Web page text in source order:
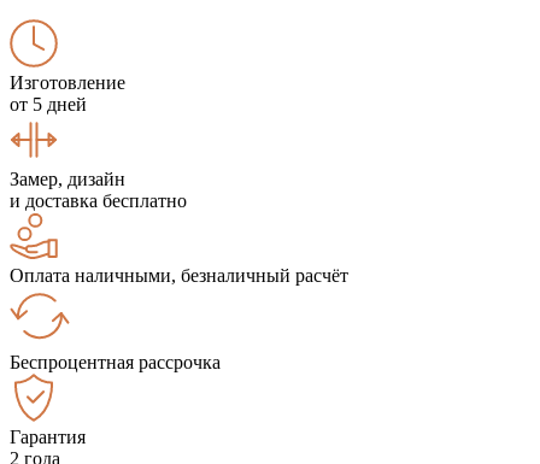
Изготовление
от 5 дней
Замер, дизайн
и доставка бесплатно
Оплата наличными, безналичный расчёт
Беспроцентная рассрочка
Гарантия
2 года